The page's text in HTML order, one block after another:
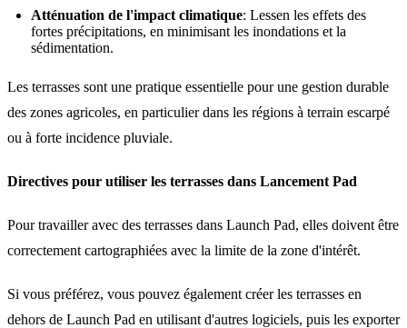
Atténuation de l'impact climatique: Lessen les effets des
fortes précipitations, en minimisant les inondations et la
sédimentation.
Les terrasses sont une pratique essentielle pour une gestion durable
des zones agricoles, en particulier dans les régions à terrain escarpé
ou à forte incidence pluviale.
Directives pour utiliser les terrasses dans Lancement Pad
Pour travailler avec des terrasses dans Launch Pad, elles doivent être
correctement cartographiées avec la limite de la zone d'intérêt.
Si vous préférez, vous pouvez également créer les terrasses en
dehors de Launch Pad en utilisant d'autres logiciels, puis les exporter